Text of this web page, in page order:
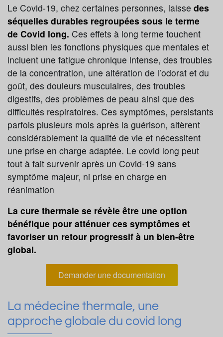
Le Covid-19, chez certaines personnes, laisse des
séquelles durables regroupées sous le terme
de Covid long. Ces effets à long terme touchent
aussi bien les fonctions physiques que mentales et
incluent une fatigue chronique intense, des troubles
de la concentration, une altération de l’odorat et du
goût, des douleurs musculaires, des troubles
digestifs, des problèmes de peau ainsi que des
difficultés respiratoires. Ces symptômes, persistants
parfois plusieurs mois après la guérison, altèrent
considérablement la qualité de vie et nécessitent
une prise en charge adaptée. Le covid long peut
tout à fait survenir après un Covid-19 sans
symptôme majeur, ni prise en charge en
réanimation
La cure thermale se révèle être une option
bénéfique pour atténuer ces symptômes et
favoriser un retour progressif à un bien-être
global.
Demander une documentation
La médecine thermale, une
approche globale du covid long